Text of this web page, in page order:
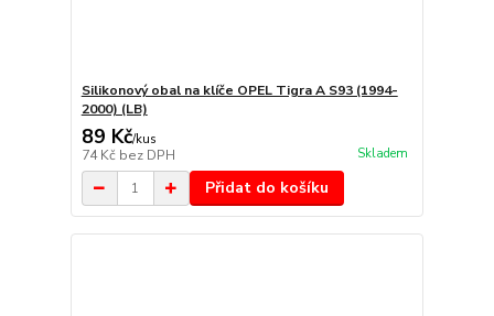
Silikonový obal na klíče OPEL Tigra A S93 (1994-
2000) (LB)
89 Kč/kus
74 Kč bez DPH Skladem
Přidat do košíku